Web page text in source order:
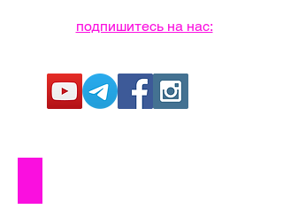
подпишитесь на нас: